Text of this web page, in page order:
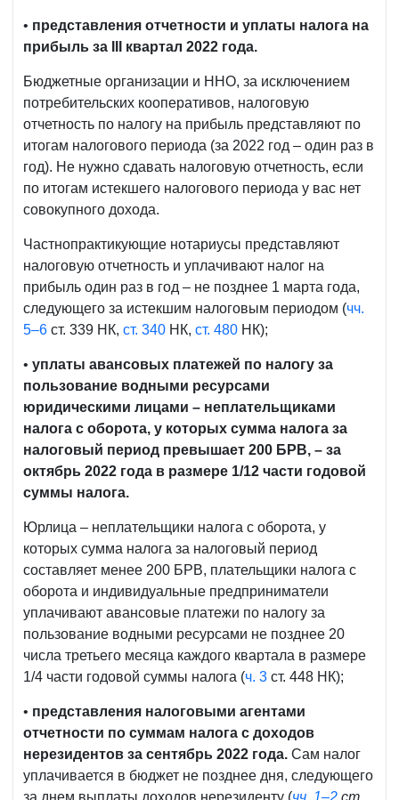
• представления отчетности и уплаты налога на
прибыль за II
квартал 2022 года.
Бюджетные организации и ННО, за исключением
потребительских кооперативов, налоговую
отчетность по налогу на прибыль представляют по
итогам налогового периода (за 2022 год – один раз в
год). Не нужно сдавать налоговую отчетность, если
по итогам истекшего налогового периода у вас нет
совокупного дохода.
Частнопрактикующие нотариусы представляют
налоговую отчетность и уплачивают налог на
прибыль один раз в год – не позднее 1 марта года,
следующего за истекшим налоговым периодом (чч.
5–6 ст. 339 НК, ст. 340 НК, ст. 480 НК);
• уплаты авансовых платежей по налогу за
пользование водными ресурсами
юридическими лицами – неплательщиками
налога с оборота, у которых сумма налога за
налоговый период превышает 200 БРВ, – за
октябрь 2022 года в размере 1/12 части годовой
суммы налога.
Юрлица – неплательщики налога с оборота, у
которых сумма налога за налоговый период
составляет менее 200 БРВ, плательщики налога с
оборота и индивидуальные предприниматели
уплачивают авансовые платежи по налогу за
пользование водными ресурсами не позднее 20
числа третьего месяца каждого квартала в размере
1/4 части годовой суммы налога (ч. 3 ст. 448 НК);
• представления налоговыми агентами
отчетности по суммам налога с доходов
нерезидентов за сентябрь 2022 года. Сам налог
уплачивается в бюджет не позднее дня, следующего
за днем выплаты доходов нерезиденту (чч. 1–2 ст.